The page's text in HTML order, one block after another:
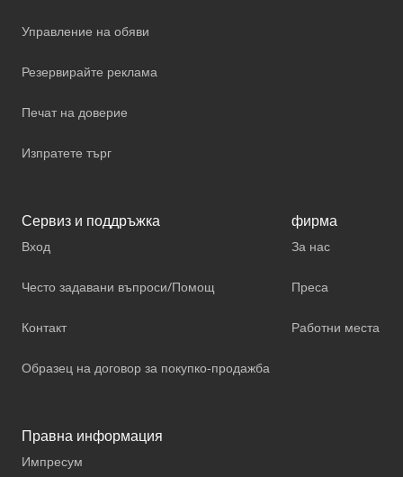
Управление на обяви
Резервирайте реклама
Печат на доверие
Изпратете търг
Сервиз и поддръжка
Вход
Често задавани въпроси/Помощ
Контакт
Образец на договор за покупко-продажба
фирма
За нас
Преса
Работни места
Правна информация
Импресум